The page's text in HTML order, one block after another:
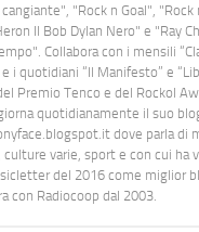
cangiante", "Rock n Goal", "Rock
Il Bob Dylan Nero" e "Ray
Collabora con i mensili
i quotidiani “Il Manifesto” e
Premio Tenco e del Rockol
quotidianamente il suo
dove parla di
culture varie, sport e con cui ha
del 2016 come miglior
con Radiocoop dal 2003.